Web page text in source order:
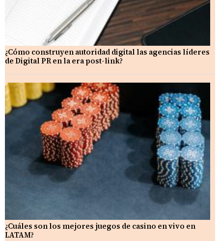
¿Cómo construyen autoridad digital las agencias líderes
de Digital PR en la era post-link?
¿Cuáles son los mejores juegos de casino en vivo en
LATAM?